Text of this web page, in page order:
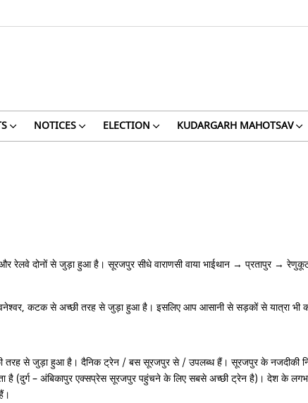
NOTICES ELECTION KUDARGARH MAHOTSAV
और रेलवे दोनों से जुड़ा हुआ है। सूरजपुर सीधे वाराणसी वाया भाईथान → प्रतापुर →
भुवनेश्वर, कटक से अच्छी तरह से जुड़ा हुआ है। इसलिए आप आसानी से सड़कों से यात्रा
से जुड़ा हुआ है। दैनिक ट्रेन / बस सूरजपुर से / उपलब्ध हैं। सूरजपुर के नजदीकी
है (दुर्ग – अंबिकापुर एक्सप्रेस सूरजपुर पहुंचने के लिए सबसे अच्छी ट्रेन है)। देश के